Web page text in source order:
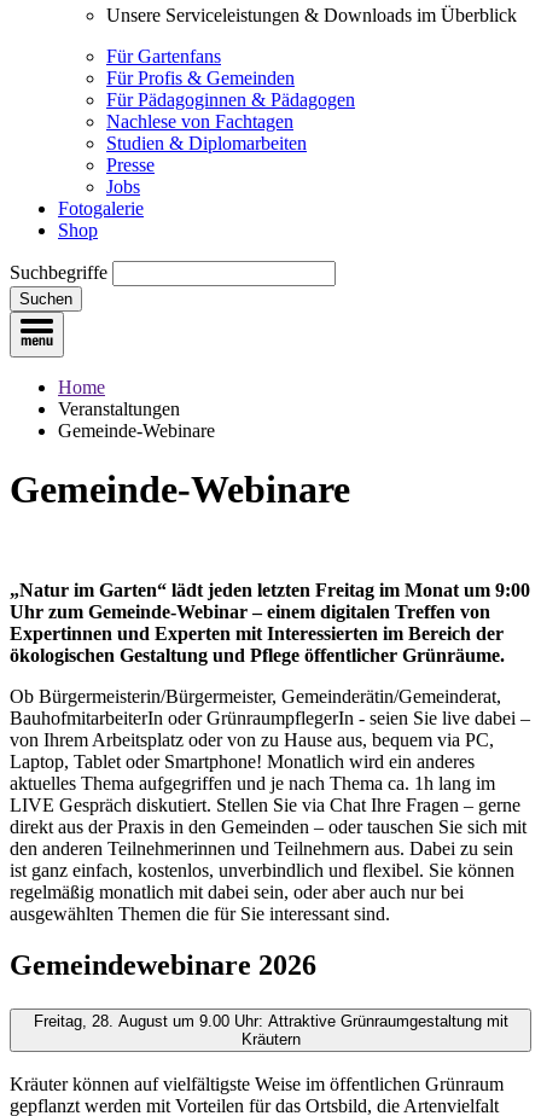
Unsere Serviceleistungen & Downloads im Überblick
Für Gartenfans
Für Profis & Gemeinden
Für Pädagoginnen & Pädagogen
Nachlese von Fachtagen
Studien & Diplomarbeiten
Presse
Jobs
Fotogalerie
Shop
Suchbegriffe
Suchen
Home
Veranstaltungen
Gemeinde-Webinare
Gemeinde-Webinare
„Natur im Garten“ lädt jeden letzten Freitag im Monat um 9:00
Uhr zum Gemeinde-Webinar – einem digitalen Treffen von
Expertinnen und Experten mit Interessierten im Bereich der
ökologischen Gestaltung und Pflege öffentlicher Grünräume.
Ob Bürgermeisterin/Bürgermeister, Gemeinderätin/Gemeinderat,
BauhofmitarbeiterIn oder GrünraumpflegerIn - seien Sie live dabei –
von Ihrem Arbeitsplatz oder von zu Hause aus, bequem via PC,
Laptop, Tablet oder Smartphone! Monatlich wird ein anderes
aktuelles Thema aufgegriffen und je nach Thema ca. 1h lang im
LIVE Gespräch diskutiert. Stellen Sie via Chat Ihre Fragen – gerne
direkt aus der Praxis in den Gemeinden – oder tauschen Sie sich mit
den anderen Teilnehmerinnen und Teilnehmern aus. Dabei zu sein
ist ganz einfach, kostenlos, unverbindlich und flexibel. Sie können
regelmäßig monatlich mit dabei sein, oder aber auch nur bei
ausgewählten Themen die für Sie interessant sind.
Gemeindewebinare 2026
Freitag, 28. August um 9.00 Uhr: Attraktive Grünraumgestaltung mit
Kräutern
Kräuter können auf vielfältigste Weise im öffentlichen Grünraum
gepflanzt werden mit Vorteilen für das Ortsbild, die Artenvielfalt